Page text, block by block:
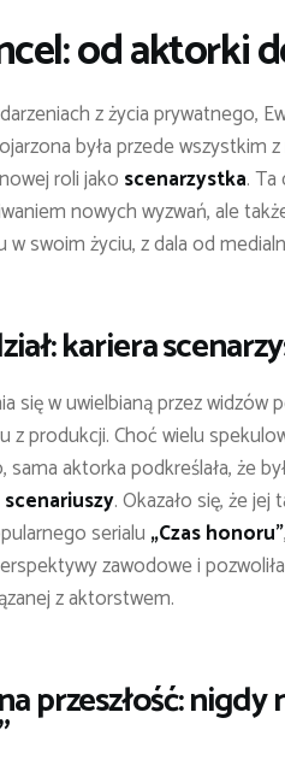
od aktorki
z życia prywatnego,
była przede wszystkim
roli jako scenarzystka.
nowych wyzwań, ale
w swoim życiu, z dala od
kariera
się w uwielbianą przez widzów
z produkcji. Choć wielu
aktorka podkreślała, że
. Okazało się, że
serialu „Czas honoru”
zawodowe i
z aktorstwem.
przeszłość: